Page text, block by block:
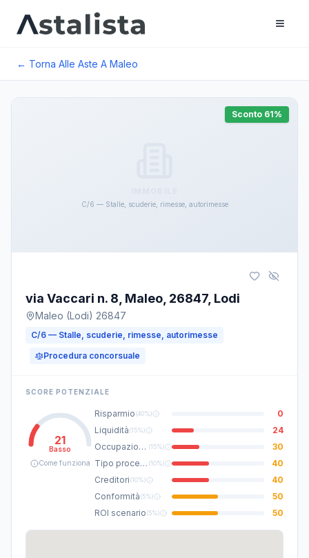
← Torna Alle Aste A Maleo
C/6 — Stalle, scuderie, rimesse, autorimesse
Sconto 61%
via Vaccari n. 8, Maleo, 26847, Lodi
Maleo (Lodi) 26847
C/6 — Stalle, scuderie, rimesse, autorimesse
Procedura concorsuale
SCORE POTENZIALE
21
Basso
Come funziona
Risparmio(40%)
0
Liquidità(15%)
24
Occupazione (15%)
30
Tipo procedura (10%)
40
Creditori(10%)
40
Conformità(5%)
50
ROI scenario(5%) 50